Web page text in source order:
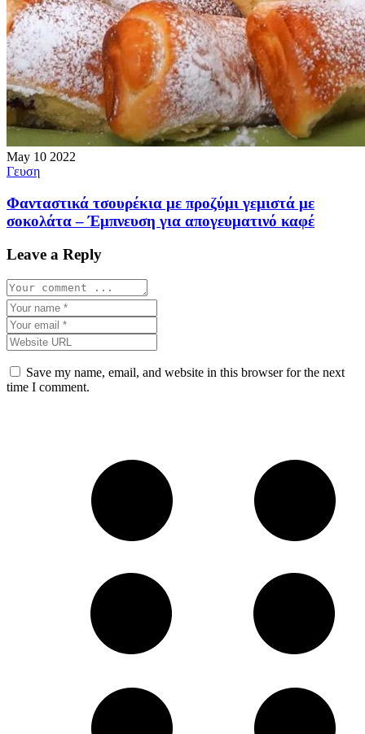
May 10 2022
Γευση
Φανταστικά τσουρέκια με προζύμι γεμιστά με
σοκολάτα – Έμπνευση για απογευματινό καφέ
Leave a Reply
Save my name, email, and website in this browser for the next
time I comment.